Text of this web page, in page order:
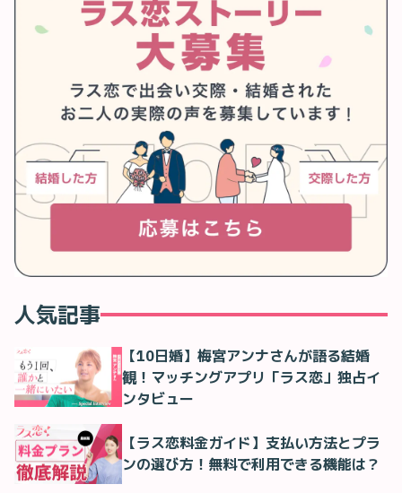
人気記事
【10日婚】梅宮アンナさんが語る結婚
観！マッチングアプリ「ラス恋」独占イ
ンタビュー
【ラス恋料金ガイド】支払い方法とプラ
ンの選び方！無料で利用できる機能は？